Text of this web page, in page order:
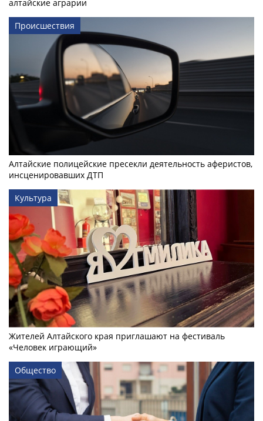
алтайские аграрии
Происшествия
Алтайские полицейские пресекли деятельность аферистов,
инсценировавших ДТП
Культура
Жителей Алтайского края приглашают на фестиваль
«Человек играющий»
Общество